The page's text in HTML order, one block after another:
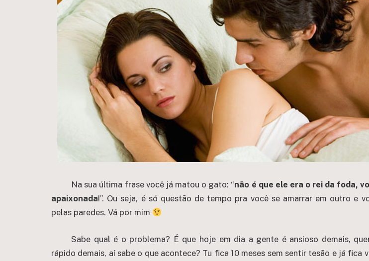
Na sua última frase você já matou o gato: “não é que ele era o rei da foda,
apaixonada!”. Ou seja, é só questão de tempo pra você se amarrar em outro e
pelas paredes. Vá por mim
Sabe qual é o problema? É que hoje em dia a gente é ansioso demais,
rápido demais, aí sabe o que acontece? Tu fica 10 meses sem sentir tesão e já fica